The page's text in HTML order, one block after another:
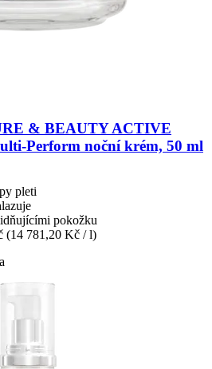
& BEAUTYACTIVE
​Perform noční krém, 50 ml
pleti
pokožku
(14 781,20 Kč / l)